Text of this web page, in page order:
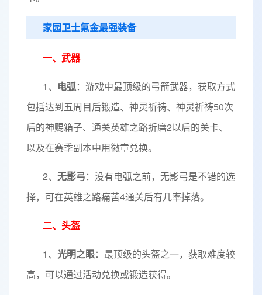
家园卫士氪金最强装备
一、武器
1、 电弧：游戏中最顶级的弓箭武器，获取方式
包括达到五周目后锻造、神灵祈祷、神灵祈祷50次
后的神赐箱子、通关英雄之路折磨2以后的关卡、
以及在赛季副本中用徽章兑换。
2、 无影弓：没有电弧之前，无影弓是不错的选
择，可在英雄之路痛苦4通关后有几率掉落。
二、头盔
1、 光明之眼：最顶级的头盔之一，获取难度较
高，可以通过活动兑换或锻造获得。